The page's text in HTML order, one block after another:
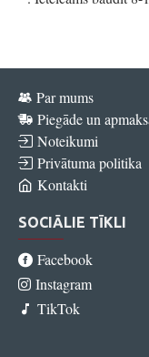
Par mums
Piegāde un
Noteikumi
Privātuma politika
Kontakti
SOCIĀLIE TĪKLI
Facebook
Instagram
TikTok